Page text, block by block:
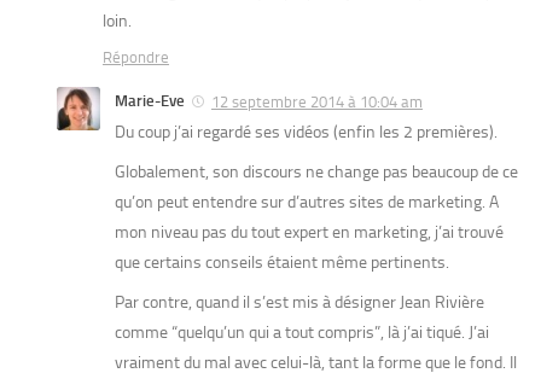
loin.
Répondre
Marie-Eve 12 septembre 2014 à 10:04 am
Du coup j’ai regardé ses vidéos (enfin les 2 premières).
Globalement, son discours ne change pas beaucoup de ce
qu’on peut entendre sur d’autres sites de marketing. A
mon niveau pas du tout expert en marketing, j’ai trouvé
que certains conseils étaient même pertinents.
Par contre, quand il s’est mis à désigner Jean Rivière
comme “quelqu’un qui a tout compris”, là j’ai tiqué. J’ai
vraiment du mal avec celui-là, tant la forme que le fond. Il